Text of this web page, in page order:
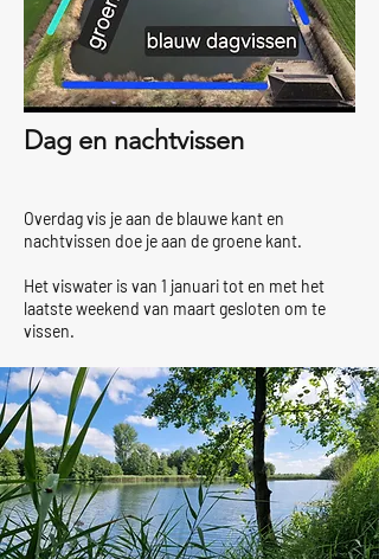
Dag en nachtvissen
Overdag vis je aan de blauwe kant en
nachtvissen doe je aan de groene kant.
Het viswater is van 1 januari tot en met het
laatste weekend van maart gesloten om te
vissen.